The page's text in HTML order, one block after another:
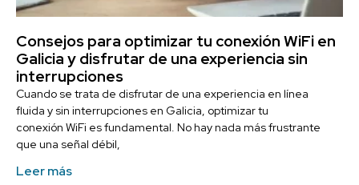
Consejos para optimizar tu conexión WiFi en
Galicia y disfrutar de una experiencia sin
interrupciones
Cuando se trata de disfrutar de una experiencia en línea
fluida y sin interrupciones en Galicia, optimizar tu
conexión WiFi es fundamental. No hay nada más frustrante
que una señal débil,
Leer más